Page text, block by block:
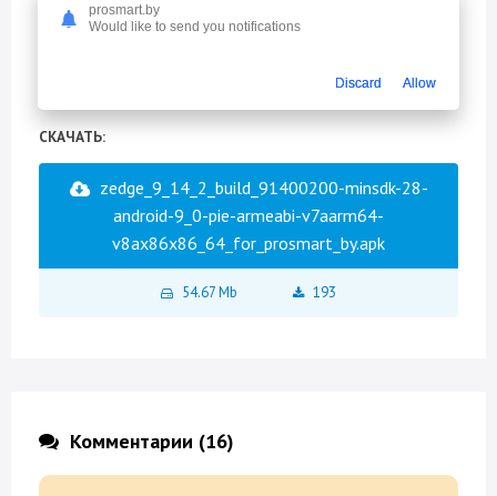
чтобы улучшить общее впечатление от Zedge.
- для РБ используем VPN!
СКАЧАТЬ:
zedge_9_14_2_build_91400200-minsdk-28-
android-9_0-pie-armeabi-v7aarm64-
v8ax86x86_64_for_prosmart_by.apk
54.67 Mb 193
Комментарии (16)
prosmart.by
Would like to send you notifications
Discard Allow